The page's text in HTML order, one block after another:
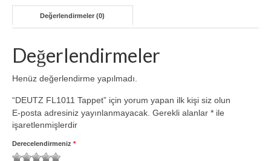
TCD 6-8L 2015
TCD2013
Volvo Yedek Parça
Motor
6.1 TCD
4.1 TCD
3.6 TCD
Değerlendirmeler (0)
Değerlendirmeler
Henüz değerlendirme yapılmadı.
“DEUTZ FL1011 Tappet” için yorum yapan ilk kişi siz olun
E-posta adresiniz yayınlanmayacak. Gerekli alanlar * ile
işaretlenmişlerdir
Derecelendirmeniz *